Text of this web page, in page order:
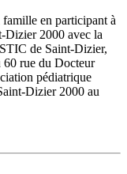
en participant à
Dizier 2000 avec la
de Saint-Dizier,
60 rue du Docteur
pédiatrique
Dizier 2000 au